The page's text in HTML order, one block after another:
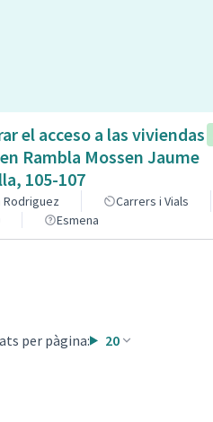
el acceso a las viviendas
Rambla Mossen Jaume
105-107
Rodriguez Carrers i Vials
Esmena
per pàgina: 20